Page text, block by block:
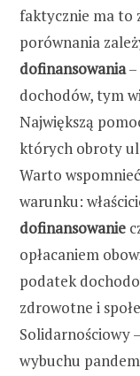
faktycznie ma to
porównania
dofinansowania–
dochodów, tym
Największą
których obroty
Warto
warunku:
dofinansowanie
opłacaniem
podatek
zdrowotne i
Solidarnościowy
wybuchu